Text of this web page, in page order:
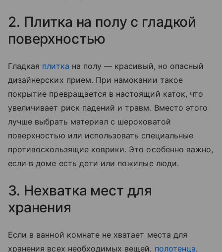
2. Плитка на полу с гладкой
поверхностью
Гладкая плитка на полу — красивый, но опасный
дизайнерских прием. При намокании такое
покрытие превращается в настоящий каток, что
увеличивает риск падений и травм. Вместо этого
лучше выбрать материал с шероховатой
поверхностью или использовать специальные
противоскользящие коврики. Это особенно важно,
если в доме есть дети или пожилые люди.
3. Нехватка мест для
хранения
Если в ванной комнате не хватает места для
хранения всех необходимых вещей, полотенца,